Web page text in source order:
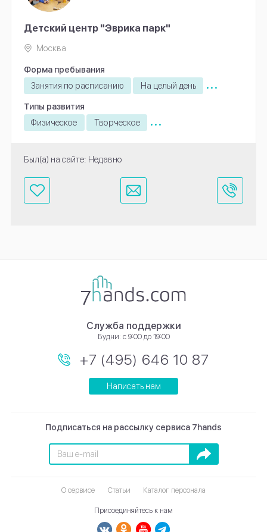
Детский центр "Эврика парк"
Москва
Форма пребывания
Занятия по расписанию
На целый день ...
Типы развития
Физическое
Творческое ...
Был(а) на сайте: Недавно
Подписаться на рассылку сервиса 7hands
Подписаться
Служба поддержки
Будни: с 9:00 до 19:00
+7 (495) 646 10 87
Написать нам
О сервисе Статьи Каталог персонала
Присоединяйтесь к нам